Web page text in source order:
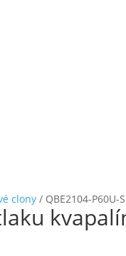
clony / QBE2104-